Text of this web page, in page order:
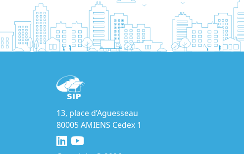
13, place d’Aguesseau
80005 AMIENS Cedex 1